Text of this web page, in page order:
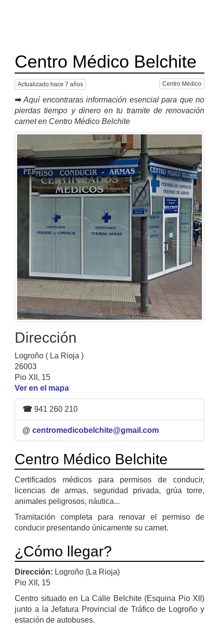
Centro Médico Belchite
Actualizado hace 7 años Centro Médico
➡ Aquí encontraras información esencial para que no
pierdas tiempo y dinero en tu tramite de renovación
carnet en Centro Médico Belchite
Dirección
Logroño ( La Rioja )
26003
Pio XII, 15
Ver en el mapa
☎ 941 260 210
@ centromedicobelchite@gmail.com
Centro Médico Belchite
Certificados médicos para permisos de conducir,
licencias de armas, seguridad privada, grúa torre,
animales peligrosos, náutica...
Tramitación completa para renovar el permiso de
conducir presentando únicamente su carnet.
¿Cómo llegar?
Dirección: Logroño (La Rioja)
Pio XII, 15
Centro situado en La Calle Belchite (Esquina Pio XII)
junto a la Jefatura Provincial de Tráfico de Logroño y
estación de autobuses.